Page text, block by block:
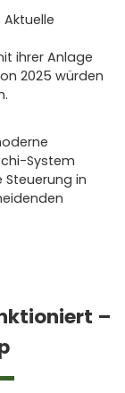
ihrer Anlage
2025 würden
System
in
–